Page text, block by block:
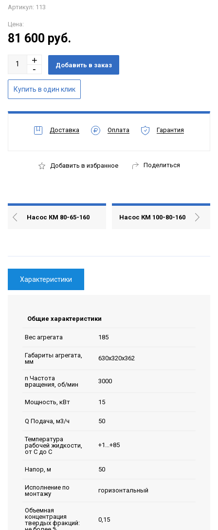
Артикул: 113
Цена:
81 600 руб.
Доставка Оплата Гарантия
Добавить в избранное Поделиться
Насос КМ 80-65-160 Насос КМ 100-80-160
Характеристики
Общие характеристики
Вес агрегата 185
Габариты агрегата,
мм
630х320х362
n Частота
вращения, об/мин
3000
Мощность, кВт 15
Q Подача, м3/ч 50
Температура
рабочей жидкости,
от С до С
+1...+85
Напор, м 50
Исполнение по
монтажу
горизонтальный
Объемная
концентрация
твердых фракций:
0,15